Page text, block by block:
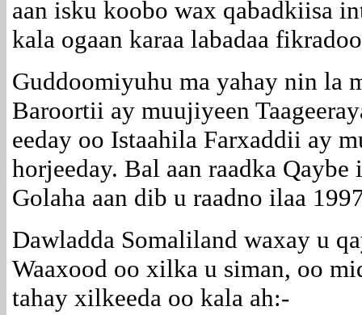
aan isku koobo wax qabadkiisa
kala ogaan karaa labadaa
Guddoomiyuhu ma yahay nin la
Baroortii ay muujiyeen
eeday oo Istaahila Farxaddii ay
horjeeday. Bal aan raadka
Golaha aan dib u raadno ilaa
Dawladda Somaliland waxay u
Waaxood oo xilka u siman, oo
tahay xilkeeda oo kala ah:-